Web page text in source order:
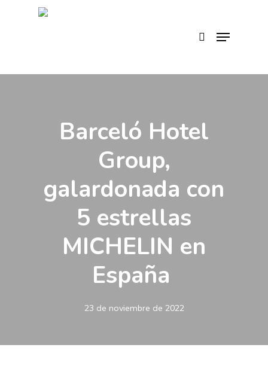
Menu
Barceló Hotel
Group,
galardonada con
5 estrellas
MICHELIN en
España
23 de noviembre de 2022